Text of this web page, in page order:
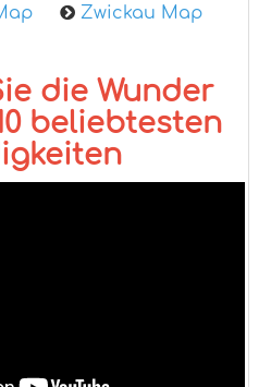
Zwickau Map
die Wunder
beliebtesten